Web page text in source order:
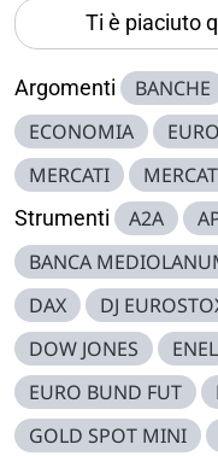
Ti è piaciuto
Argomenti BANCHE
ECONOMIA
MERCATI
Strumenti A2A
BANCA
DAX
DJ
DOW JONES
ENEL
EURO BUND FUT
GOLD SPOT MINI